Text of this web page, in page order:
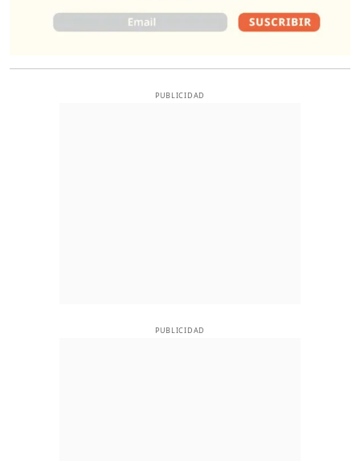
PUBLICIDAD
PUBLICIDAD